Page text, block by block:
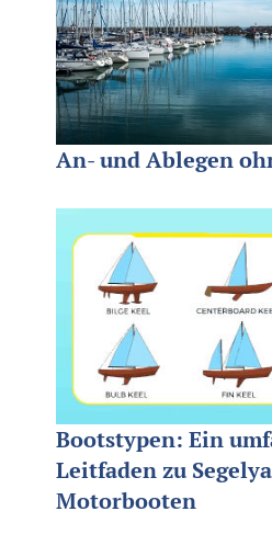
An- und Ablegen
Bootstypen: Ein
Leitfaden zu
Motorbooten